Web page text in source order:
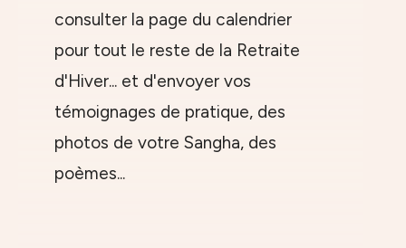
consulter la page du calendrier
pour tout le reste de la Retraite
d'Hiver... et d'envoyer vos
témoignages de pratique, des
photos de votre Sangha, des
poèmes...